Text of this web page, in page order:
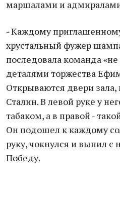
маршалами и
- Каждому
хрустальный фужер
последовала команда «не
деталями торжества
Открываются двери
Сталин. В левой руке у
табаком, а в правой -
Он подошел к каждому
руку, чокнулся и выпил с
Победу.